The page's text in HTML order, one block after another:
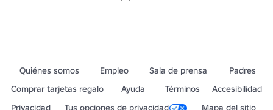
Quiénes somos Empleo Sala de prensa
Padres
Comprar tarjetas regalo
Ayuda Términos
Accesibilidad
Privacidad
Tus opciones de privacidad Mapa del sitio